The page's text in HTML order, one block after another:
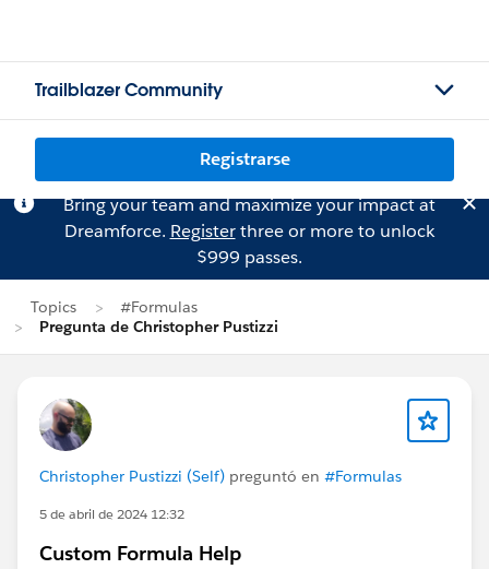
Trailblazer Community
Registrarse
Bring your team and maximize your impact at
Dreamforce. Registerthree or more to unlock
$999 passes.
Topics
#Formulas
Pregunta de Christopher Pustizzi
Christopher Pustizzi (Self) preguntó en #Formulas
5 de abril de 2024 12:32
Custom Formula Help